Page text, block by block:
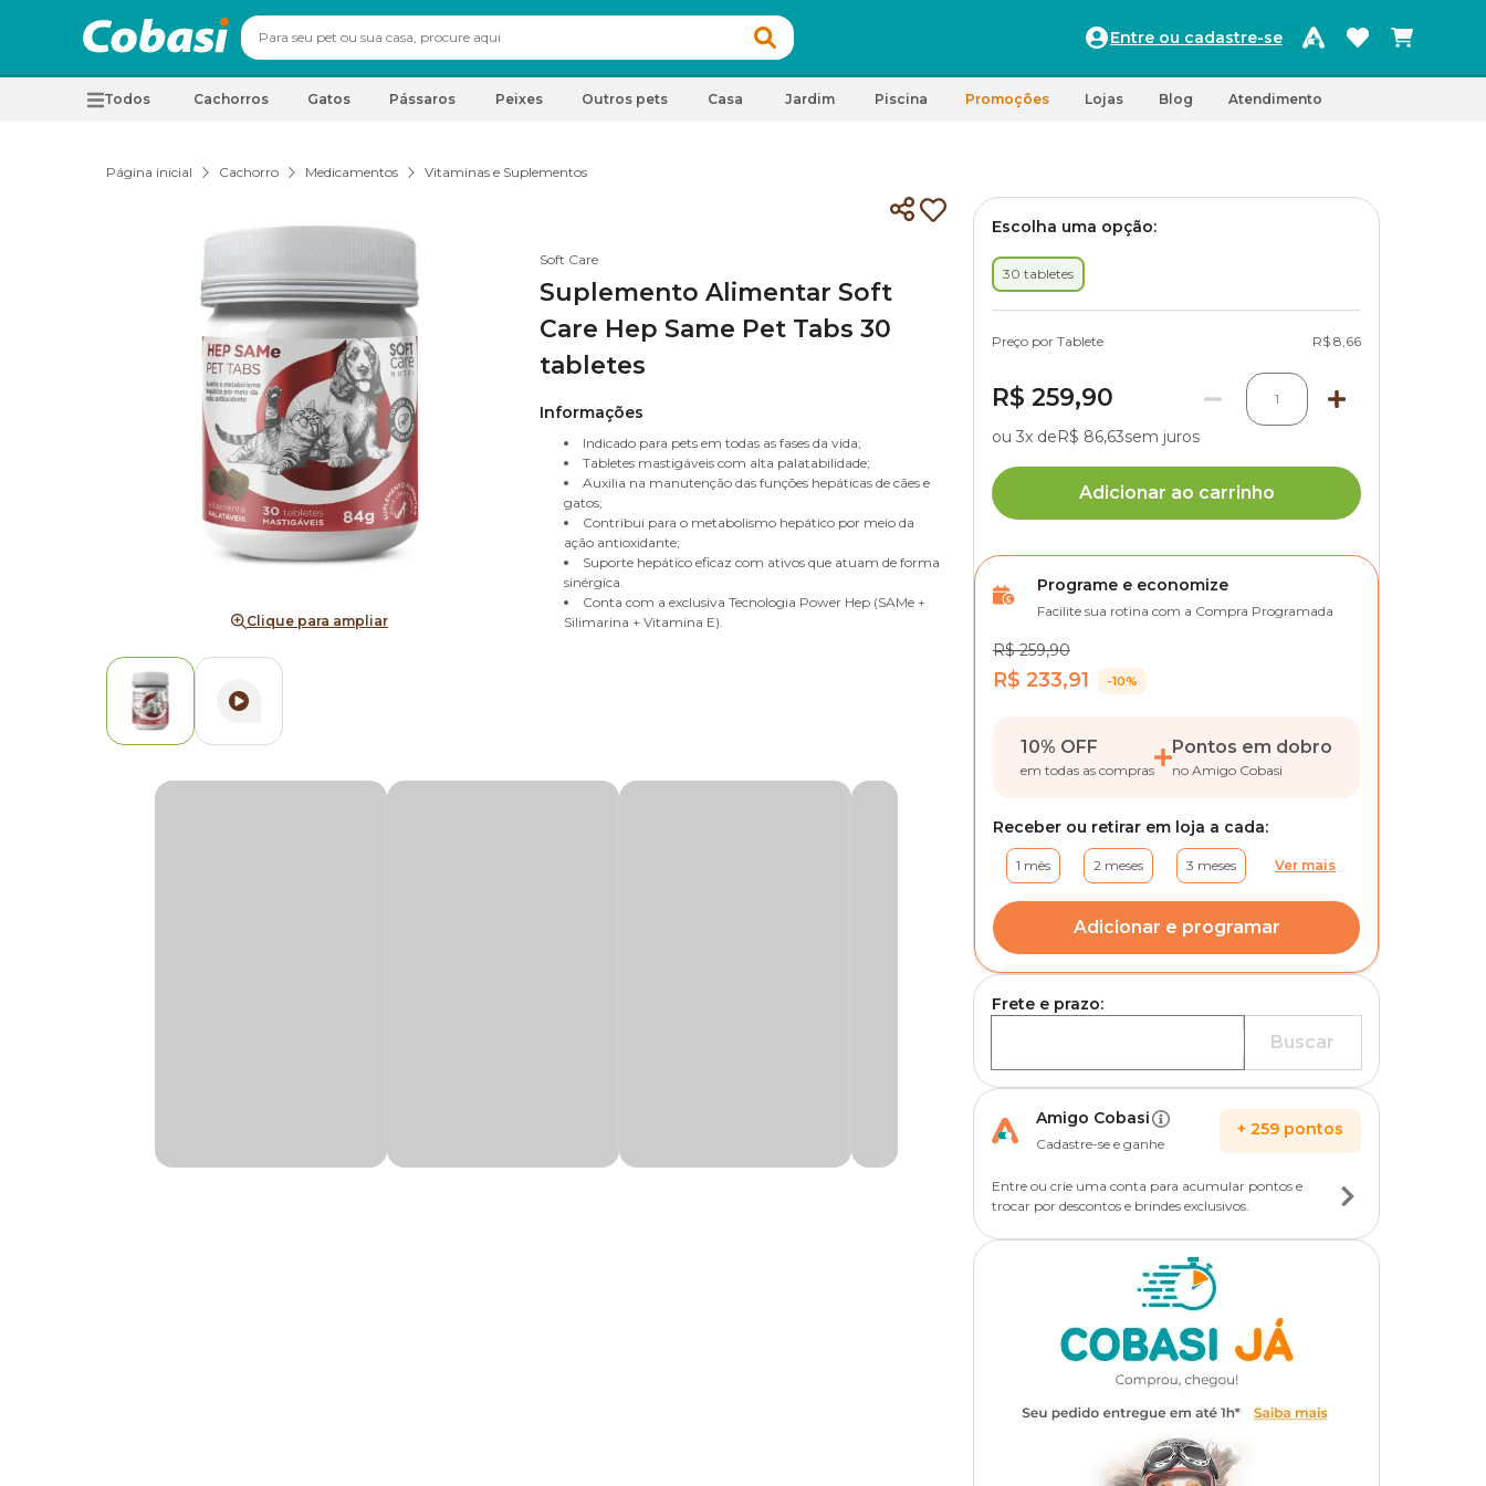
Entre ou cadastre-se
Todos Cachorros Gatos Pássaros Peixes Outros pets Casa Jardim Piscina Promoções Lojas Blog Atendimento
Página inicial Cachorro Medicamentos Vitaminas e Suplementos
Clique para ampliar
Soft Care
Suplemento Alimentar Soft
Care Hep Same Pet Tabs 30
tabletes
Informações
Indicado para pets em todas as fases da vida;
Tabletes mastigáveis com alta palatabilidade;
Auxilia na manutenção das funções hepáticas de cães e
gatos;
Contribui para o metabolismo hepático por meio da
ação antioxidante;
Suporte hepático eficaz com ativos que atuam de forma
sinérgica.
Conta com a exclusiva Tecnologia Power Hep (SAMe +
Silimarina + Vitamina E).
Escolha uma opção:
30 tabletes
Preço por Tablete R$ 8,66
R$ 259,90 1
ou 3x deR$ 86,63sem juros
Adicionar ao carrinho
Programe e economize
Facilite sua rotina com a Compra Programada
R$ 259,90
R$ 233,91 -10%
10% OFF
em todas as compras
Pontos em dobro
no Amigo Cobasi
Receber ou retirar em loja a cada:
1 mês 2 meses 3 meses Ver mais
Adicionar e programar
Frete e prazo:
Buscar
Amigo Cobasi
Cadastre-se e ganhe
+ 259 pontos
Entre ou crie uma conta para acumular pontos e
trocar por descontos e brindes exclusivos.